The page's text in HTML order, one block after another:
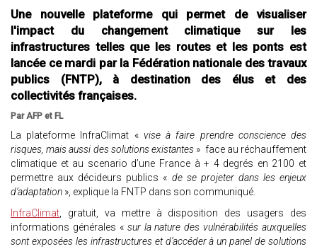
Une nouvelle plateforme qui permet de visualiser
l'impact du changement climatique sur les
infrastructures telles que les routes et les ponts est
lancée ce mardi par la Fédération nationale des travaux
publics (FNTP), à destination des élus et des
collectivités françaises.
Par AFP et FL
La plateforme InfraClimat « vise à faire prendre conscience des
risques, mais aussi des solutions existantes » face au réchauffement
climatique et au scenario d’une France à + 4 degrés en 2100 et
permettre aux décideurs publics « de se projeter dans les enjeux
d’adaptation », explique la FNTP dans son communiqué.
InfraClimat, gratuit, va mettre à disposition des usagers des
informations générales « sur la nature des vulnérabilités auxquelles
sont exposées les infrastructures et d’accéder à un panel de solutions